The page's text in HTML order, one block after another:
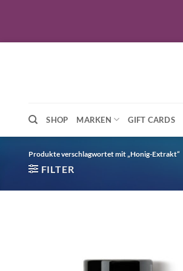
SHOP MARKEN GIFT CARDS
Produkte verschlagwortet mit „Honig-Extrakt“
FILTER